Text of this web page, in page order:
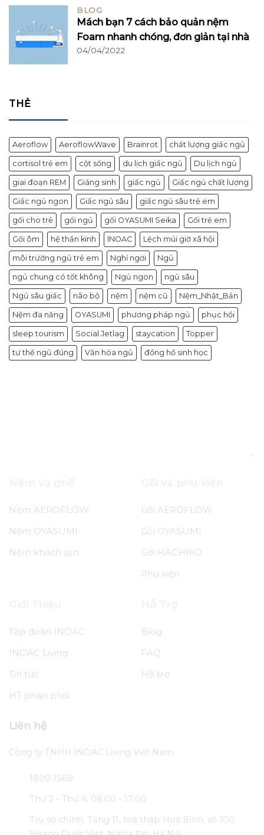
BLOG
Mách bạn 7 cách bảo quản nệm
Foam nhanh chóng, đơn giản tại nhà
04/04/2022
THẺ
Aeroflow AeroflowWave Brainrot chất lượng giấc ngủ
cortisol trẻ em cột sống du lịch giấc ngủ Du lịch ngủ
giai đoạn REM Giáng sinh giấc ngủ Giấc ngủ chất lượng
Giấc ngủ ngon Giấc ngủ sâu giấc ngủ sâu trẻ em
gối cho trẻ gối ngủ gối OYASUMI Seika Gối trẻ em
Gối ôm hệ thần kinh INOAC Lệch múi giờ xã hội
môi trường ngủ trẻ em Nghỉ ngơi Ngủ
ngủ chung có tốt không Ngủ ngon ngủ sâu
Ngủ sâu giấc não bộ nệm nệm cũ Nệm_Nhật_Bản
Nệm đa năng OYASUMI phương pháp ngủ phục hồi
sleep tourism Social Jetlag staycation Topper
tư thế ngủ đúng Văn hóa ngủ đồng hồ sinh học
Nệm AEROFLOW
Nệm OYASUMI
Nệm khách sạn
Gối AEROFLOW
Gối OYASUMI
Gối HACHIKO
Phụ kiện
Tập đoàn INOAC
INOAC Living
Tin tức
HT phân phối
Blog
FAQ
Hỗ trợ
Liên hệ
Công ty TNHH INOAC Living Việt Nam
1800 1569
Thứ 2 - Thứ 6: 08:00 - 17:00
Trụ sở chính: Tầng 11, toà tháp Hoà Bình, số 106